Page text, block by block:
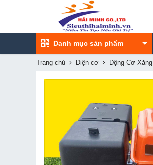
Danh mục sản phẩm
Trang chủ Điện cơ Động Cơ Xăng